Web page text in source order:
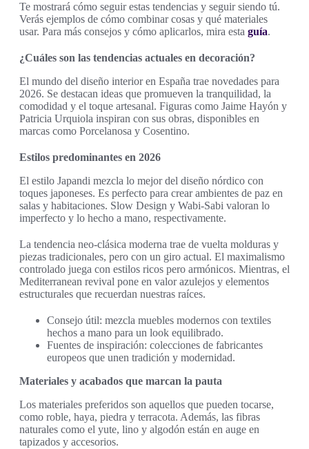
Te mostrará cómo seguir estas tendencias y seguir siendo tú.
Verás ejemplos de cómo combinar cosas y qué materiales
usar. Para más consejos y cómo aplicarlos, mira esta guía.
¿Cuáles son las tendencias actuales en decoración?
El mundo del diseño interior en España trae novedades para
2026. Se destacan ideas que promueven la tranquilidad, la
comodidad y el toque artesanal. Figuras como Jaime Hayón y
Patricia Urquiola inspiran con sus obras, disponibles en
marcas como Porcelanosa y Cosentino.
Estilos predominantes en 2026
El estilo Japandi mezcla lo mejor del diseño nórdico con
toques japoneses. Es perfecto para crear ambientes de paz en
salas y habitaciones. Slow Design y Wabi-Sabi valoran lo
imperfecto y lo hecho a mano, respectivamente.
La tendencia neo-clásica moderna trae de vuelta molduras y
piezas tradicionales, pero con un giro actual. El maximalismo
controlado juega con estilos ricos pero armónicos. Mientras, el
Mediterranean revival pone en valor azulejos y elementos
estructurales que recuerdan nuestras raíces.
Consejo útil: mezcla muebles modernos con textiles
hechos a mano para un look equilibrado.
Fuentes de inspiración: colecciones de fabricantes
europeos que unen tradición y modernidad.
Materiales y acabados que marcan la pauta
Los materiales preferidos son aquellos que pueden tocarse,
como roble, haya, piedra y terracota. Además, las fibras
naturales como el yute, lino y algodón están en auge en
tapizados y accesorios.